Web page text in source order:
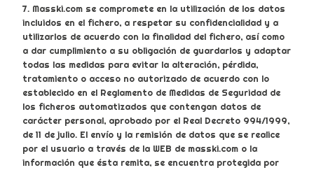
7. Masski.com se compromete en la utilización de los datos
incluidos en el fichero, a respetar su confidencialidad y a
utilizarlos de acuerdo con la finalidad del fichero, así como
a dar cumplimiento a su obligación de guardarlos y adaptar
todas las medidas para evitar la alteración, pérdida,
tratamiento o acceso no autorizado de acuerdo con lo
establecido en el Reglamento de Medidas de Seguridad de
los ficheros automatizados que contengan datos de
carácter personal, aprobado por el Real Decreto 994/1999,
de 11 de julio. El envío y la remisión de datos que se realice
por el usuario a través de la WEB de masski.com o la
información que ésta remita, se encuentra protegida por